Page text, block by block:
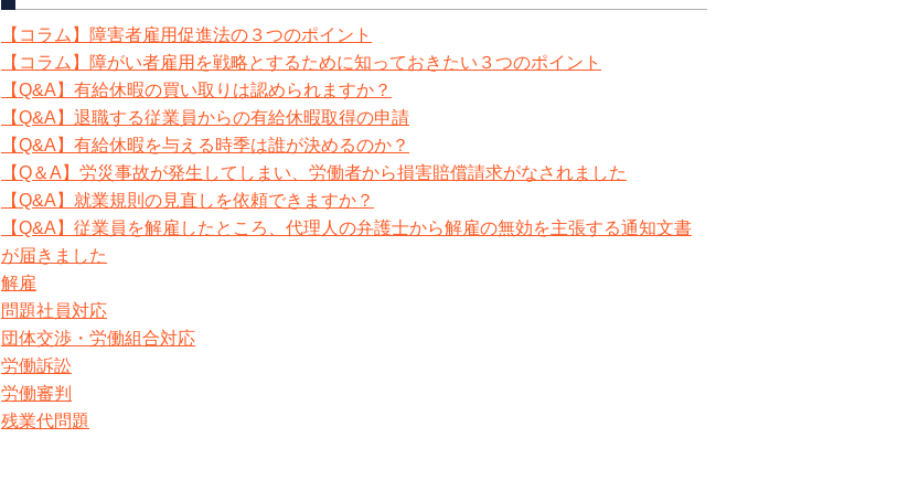
【コラム】障害者雇用促進法の３つのポイント
【コラム】障がい者雇用を戦略とするために知っておきたい３つのポイント
【Q&A】有給休暇の買い取りは認められますか？
【Q&A】退職する従業員からの有給休暇取得の申請
【Q&A】有給休暇を与える時季は誰が決めるのか？
【Q＆A】労災事故が発生してしまい、労働者から損害賠償請求がなされました
【Q&A】就業規則の見直しを依頼できますか？
【Q&A】従業員を解雇したところ、代理人の弁護士から解雇の無効を主張する通知文書
が届きました
解雇
問題社員対応
団体交渉・労働組合対応
労働訴訟
労働審判
残業代問題